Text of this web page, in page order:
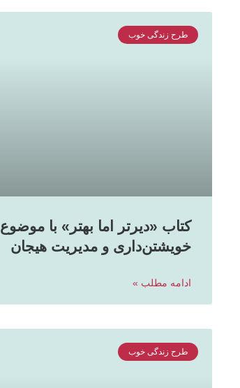
طرح زندگی خوب
کتاب «دیرتر اما بهتر» با موضوع
خویشتن‌داری و مدیریت هیجان
ادامه مطلب »
طرح زندگی خوب